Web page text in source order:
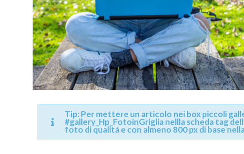
Tip: Per mettere un articolo nei box piccoli
#gallery_Hp_FotoinGriglia nellla scheda tag
foto di qualità e con almeno 800 px di base